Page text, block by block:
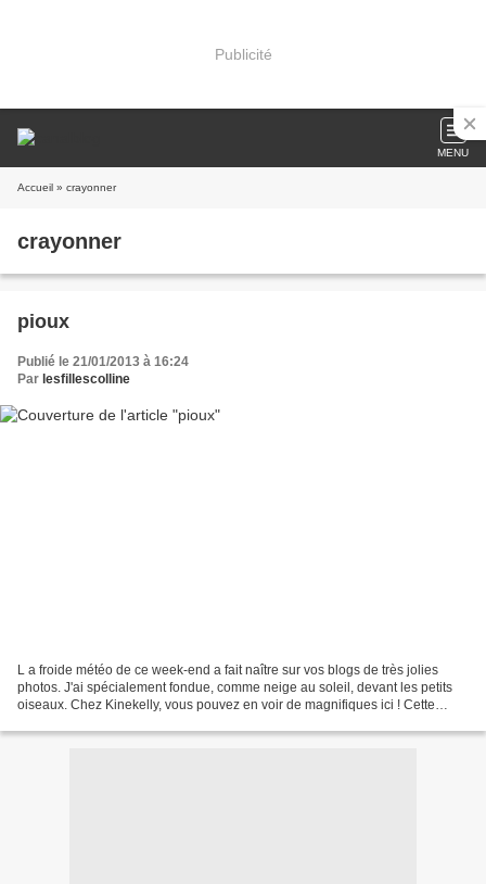
Publicité
MENU
Accueil » crayonner
crayonner
pioux
Publié le 21/01/2013 à 16:24
Par lesfillescolline
L a froide météo de ce week-end a fait naître sur vos blogs de très jolies
photos. J'ai spécialement fondue, comme neige au soleil, devant les petits
oiseaux. Chez Kinekelly, vous pouvez en voir de magnifiques ici ! Cette